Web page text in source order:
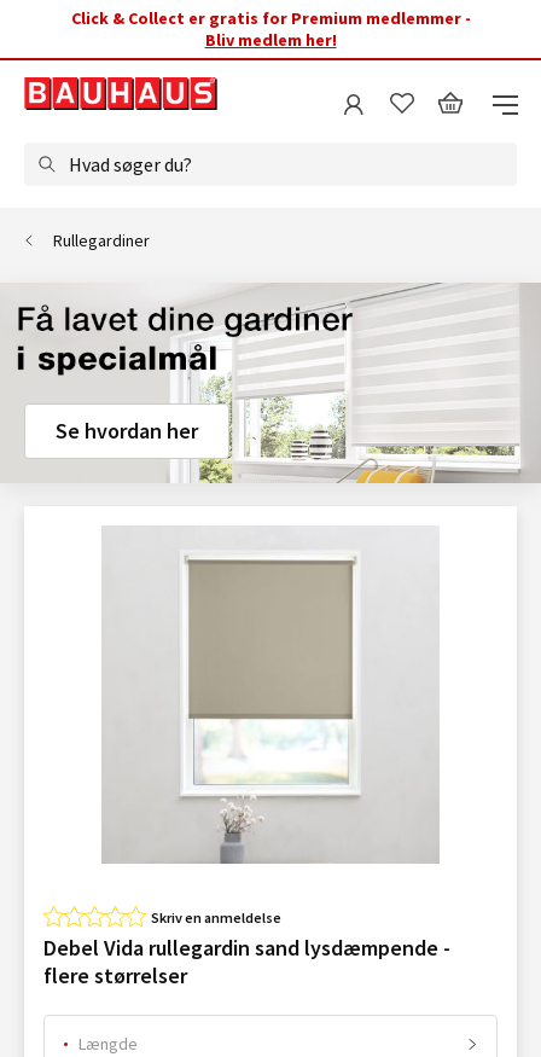
Click & Collect er gratis for Premium medlemmer -
Bliv medlem her!
Hvad søger du?
Rullegardiner
Se hvordan her
Skriv en anmeldelse
Debel Vida rullegardin sand lysdæmpende -
flere størrelser
Længde